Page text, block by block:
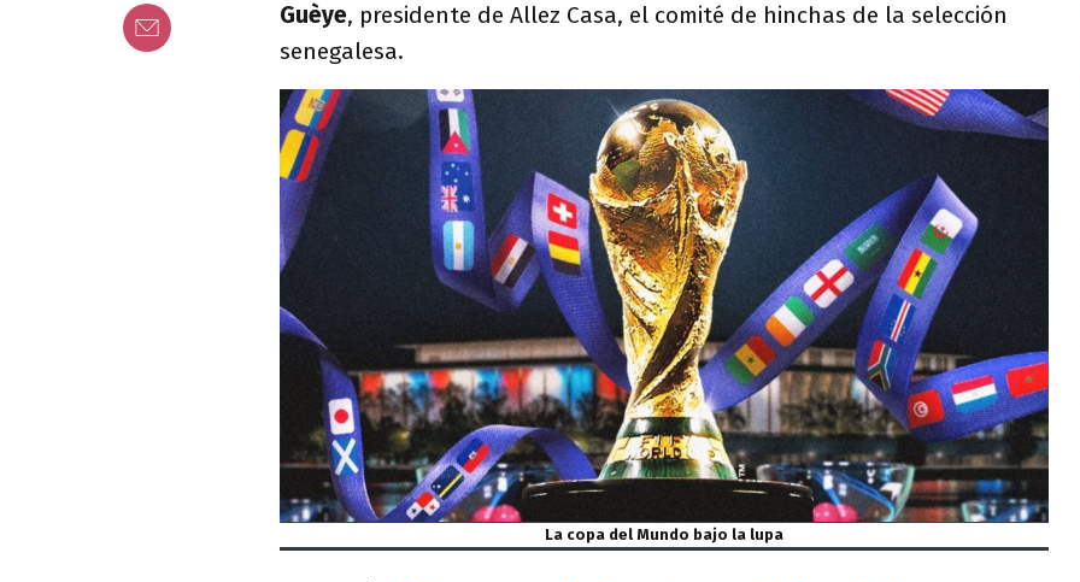
Guèye, presidente de Allez Casa, el comité de hinchas de la selección
senegalesa.
La copa del Mundo bajo la lupa